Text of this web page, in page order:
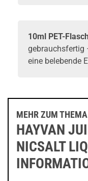
10ml PET-
gebrauchsfertig
eine belebende
MEHR ZUM THEMA
HAYVAN
NICSALT